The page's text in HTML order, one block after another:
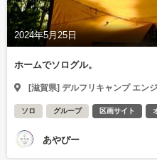
2024年5月25日
ホームでソログル。
[滋賀県] デルフリキャンプ エン
ソロ グループ 区画サイト
あやぴー